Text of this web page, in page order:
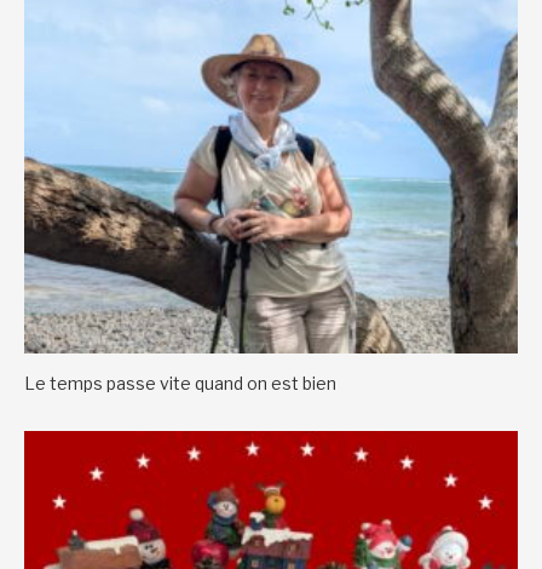
Le temps passe vite quand on est bien